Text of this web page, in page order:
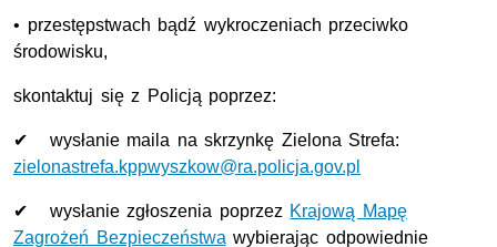
• przestępstwach bądź wykroczeniach przeciwko
środowisku,
skontaktuj się z Policją poprzez:
✔ wysłanie maila na skrzynkę Zielona Strefa:
zielonastrefa.kppwyszkow@ra.policja.gov.pl
✔ wysłanie zgłoszenia poprzez Krajową Mapę
Zagrożeń Bezpieczeństwa wybierając odpowiednie